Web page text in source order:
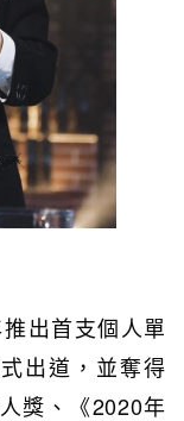
推出首支個人單
出道，並奪得
獎、《2020年